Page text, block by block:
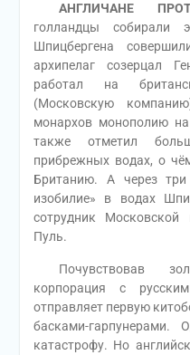
АНГЛИЧАНЕ
голландцы собирали
Шпицбергена
архипелаг созерцал
работал на
(Московскую
монархов монополию
также отметил
прибрежных водах, о
Британию. А через три
изобилие» в водах
сотрудник
Пуль.
Почувствовав
корпорация с
отправляет первую
басками-гарпунерами.
катастрофу. Но